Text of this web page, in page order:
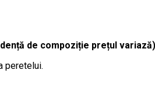
de compoziție prețul
peretelui.